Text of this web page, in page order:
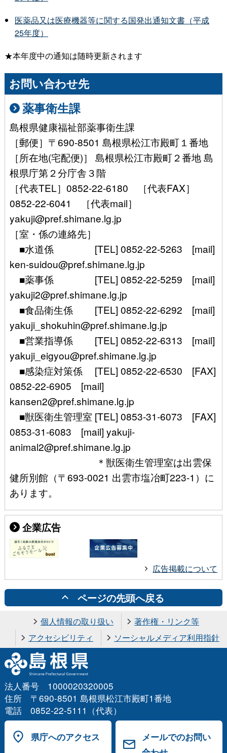
医薬品又は医療機器等に関する国発出通知文書（平成
25年度）
★本年度中の通知は随時更新されます
お問い合わせ先
薬事衛生課
島根県健康福祉部薬事衛生課
［郵便］〒690-8501 島根県松江市殿町１番地
［所在地(宅配便)］ 島根県松江市殿町２番地 島
根県庁第２分庁舎３階
［代表TEL］0852-22-6180 ［代表FAX］
0852-22-6041 ［代表mail］
yakuji@pref.shimane.lg.jp
［室・係の連絡先］
■水道係 [TEL] 0852-22-5263 [mail]
ken-suidou@pref.shimane.lg.jp
■薬事係 [TEL] 0852-22-5259 [mail]
yakuji2@pref.shimane.lg.jp
■食品衛生係 [TEL] 0852-22-6292 [mail]
yakuji_shokuhin@pref.shimane.lg.jp
■営業指導係 [TEL] 0852-22-6313 [mail]
yakuji_eigyou@pref.shimane.lg.jp
■感染症対策係 [TEL] 0852-22-6530 [FAX]
0852-22-6905 [mail]
kansen2@pref.shimane.lg.jp
■獣医衛生管理室 [TEL] 0853-31-6073 [FAX]
0853-31-6083 [mail] yakuji-
animal2@pref.shimane.lg.jp
＊獣医衛生管理室は出雲保
健所別館（〒693-0021 出雲市塩冶町223-1）に
あります。
企業広告
広告掲載について
ページの先頭へ戻る
個人情報の取り扱い
著作権・リンク等
アクセシビリティ
ソーシャルメディア利用指針
法人番号 1000020320005
住所 〒690-8501 島根県松江市殿町1番地
電話 0852-22-5111（代表）
県庁へのアクセス
メールでのお問い